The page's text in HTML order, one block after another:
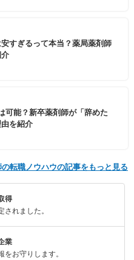
すぎるって本当？薬局薬剤師
可能？新卒薬剤師が「辞めた
を紹介
転職ノウハウの記事をもっと見る
得
れました。
業
をお守りします。